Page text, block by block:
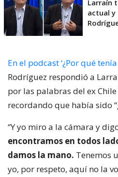
Larraín
actual y
En el podcast ‘¿Por qué
Rodríguez respondió a
por las palabras del ex
recordando que había sido
“Y yo miro a la cámara y
encontramos en todos
damos la mano. Tenemos
yo, por respeto, aquí no la